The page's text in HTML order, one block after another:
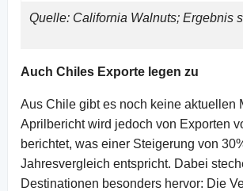
Quelle: California Walnuts; Ergebnis
Auch Chiles Exporte legen zu
Aus Chile gibt es noch keine aktuellen
Aprilbericht wird jedoch von Exporten
berichtet, was einer Steigerung von
Jahresvergleich entspricht. Dabei
Destinationen besonders hervor: Die